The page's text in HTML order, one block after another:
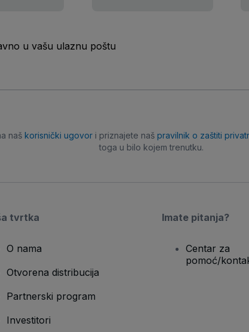
u vašu ulaznu poštu
naš korisnički ugovor i priznajete naš pravilnik o zaštiti
toga u bilo kojem trenutku.
tvrtka
O nama
Otvorena distribucija
Partnerski program
Investitori
Imate pitanja?
Centar za
pomoć/